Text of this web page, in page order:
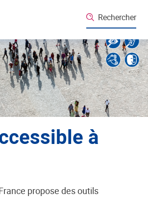
Rechercher
à
propose des outils